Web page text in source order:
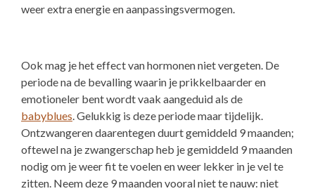
weer extra energie en aanpassingsvermogen.
Ook mag je het effect van hormonen niet vergeten. De
periode na de bevalling waarin je prikkelbaarder en
emotioneler bent wordt vaak aangeduid als de
babyblues. Gelukkig is deze periode maar tijdelijk.
Ontzwangeren daarentegen duurt gemiddeld 9 maanden;
oftewel na je zwangerschap heb je gemiddeld 9 maanden
nodig om je weer fit te voelen en weer lekker in je vel te
zitten. Neem deze 9 maanden vooral niet te nauw: niet